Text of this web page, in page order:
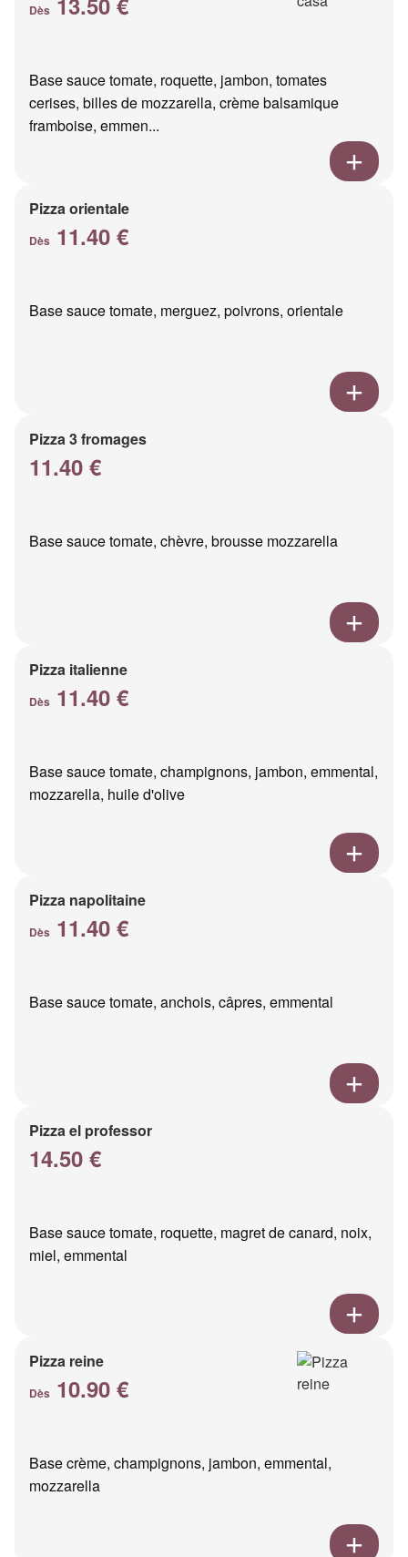
Dès
Base sauce tomate, roquette, jambon, tomates
cerises, billes de mozzarella, crème balsamique
framboise, emmen...
Pizza orientale
Dès 11.40 €
Base sauce tomate, merguez, poivrons, orientale
Pizza 3 fromages
11.40 €
Base sauce tomate, chèvre, brousse mozzarella
Pizza italienne
Dès 11.40 €
Base sauce tomate, champignons, jambon, emmental,
mozzarella, huile d'olive
Pizza napolitaine
Dès 11.40 €
Base sauce tomate, anchois, câpres, emmental
Pizza el professor
14.50 €
Base sauce tomate, roquette, magret de canard, noix,
miel, emmental
Pizza reine
Dès 10.90 €
Base crème, champignons, jambon, emmental,
mozzarella